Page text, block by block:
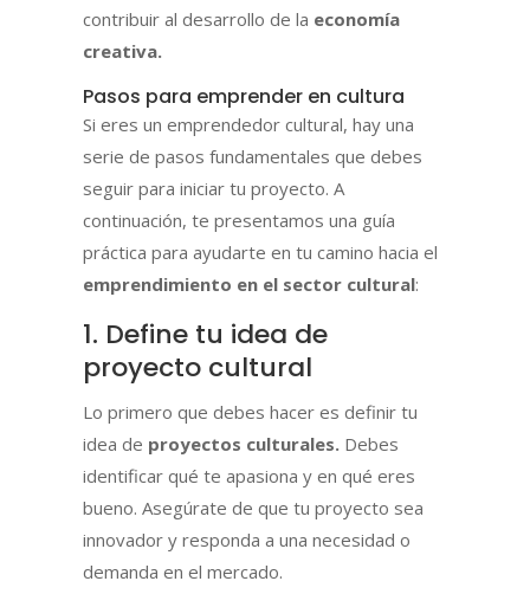
contribuir al desarrollo de la economía
creativa.
Pasos para emprender en cultura
Si eres un emprendedor cultural, hay una
serie de pasos fundamentales que debes
seguir para iniciar tu proyecto. A
continuación, te presentamos una guía
práctica para ayudarte en tu camino hacia el
emprendimiento en el sector cultural:
1. Define tu idea de
proyecto cultural
Lo primero que debes hacer es definir tu
idea de proyectos culturales.Debes
identificar qué te apasiona y en qué eres
bueno. Asegúrate de que tu proyecto sea
innovador y responda a una necesidad o
demanda en el mercado.